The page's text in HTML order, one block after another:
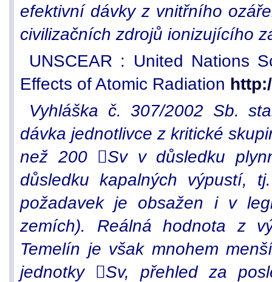
efektivní dávky z vnitřního
civilizačních zdrojů ionizujícího
UNSCEAR : United Nations
Effects of Atomic Radiation
Vyhláška č. 307/2002 Sb.
dávka jednotlivce z kritické
než 200 Sv v důsledku
důsledku kapalných výpustí,
požadavek je obsažen i v
zemích). Reálná hodnota z
Temelín je však mnohem
jednotky Sv, přehled za